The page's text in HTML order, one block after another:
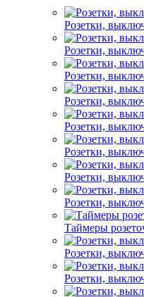
Розетки,
Розетки,
Розетки,
Розетки,
Розетки,
Розетки,
Розетки,
Розетки,
Таймеры
Розетки,
Розетки,